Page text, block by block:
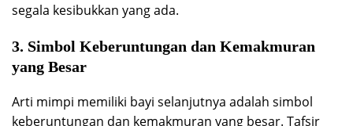
segala kesibukkan yang ada.
3. Simbol Keberuntungan dan Kemakmuran
yang Besar
Arti mimpi memiliki bayi selanjutnya adalah simbol
keberuntungan dan kemakmuran yang besar. Tafsir